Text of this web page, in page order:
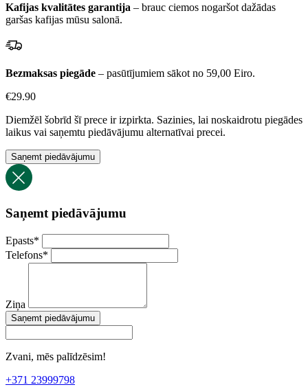
Kafijas kvalitātes garantija – brauc ciemos nogaršot dažādas
garšas kafijas mūsu salonā.
Bezmaksas piegāde – pasūtījumiem sākot no 59,00 Eiro.
€29.90
Diemžēl šobrīd šī prece ir izpirkta. Sazinies, lai noskaidrotu piegādes
laikus vai saņemtu piedāvājumu alternatīvai precei.
Saņemt piedāvājumu
Saņemt piedāvājumu
Epasts*
Telefons*
Ziņa
Saņemt piedāvājumu
Zvani, mēs palīdzēsim!
+371 23999798